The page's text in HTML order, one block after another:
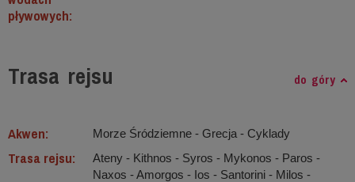
pływowych:
Trasa rejsu do góry
Akwen: Morze Śródziemne ‐ Grecja - Cyklady
Trasa rejsu:
Ateny - Kithnos - Syros - Mykonos - Paros -
Naxos - Amorgos - Ios - Santorini - Milos -